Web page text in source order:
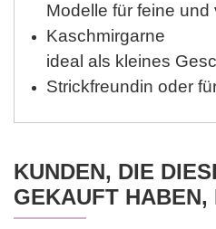
Modelle für feine und
Kaschmirgarne
ideal als kleines
Strickfreundin oder
KUNDEN, DIE
GEKAUFT HABEN,